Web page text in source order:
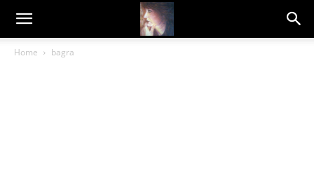
Dragana
Home bagra